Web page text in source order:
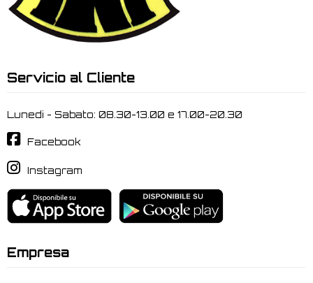
Servicio al Cliente
Lunedi - Sabato: 08.30-13.00 e 17.00-20.30
Facebook
Instagram
Empresa